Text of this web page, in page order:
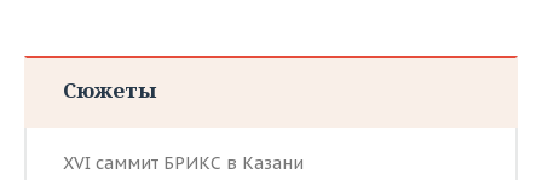
Сюжеты
XVI саммит БРИКС в Казани